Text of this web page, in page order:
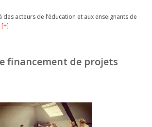
acteurs de l’éducation et aux enseignants de
[+]
financement de projets